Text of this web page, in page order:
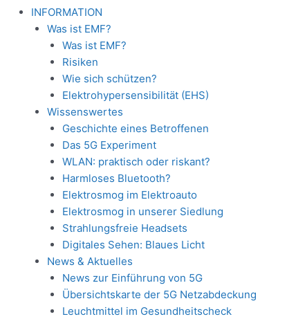
INFORMATION
Was ist EMF?
Was ist EMF?
Risiken
Wie sich schützen?
Elektrohypersensibilität (EHS)
Wissenswertes
Geschichte eines Betroffenen
Das 5G Experiment
WLAN: praktisch oder riskant?
Harmloses Bluetooth?
Elektrosmog im Elektroauto
Elektrosmog in unserer Siedlung
Strahlungsfreie Headsets
Digitales Sehen: Blaues Licht
News & Aktuelles
News zur Einführung von 5G
Übersichtskarte der 5G Netzabdeckung
Leuchtmittel im Gesundheitscheck